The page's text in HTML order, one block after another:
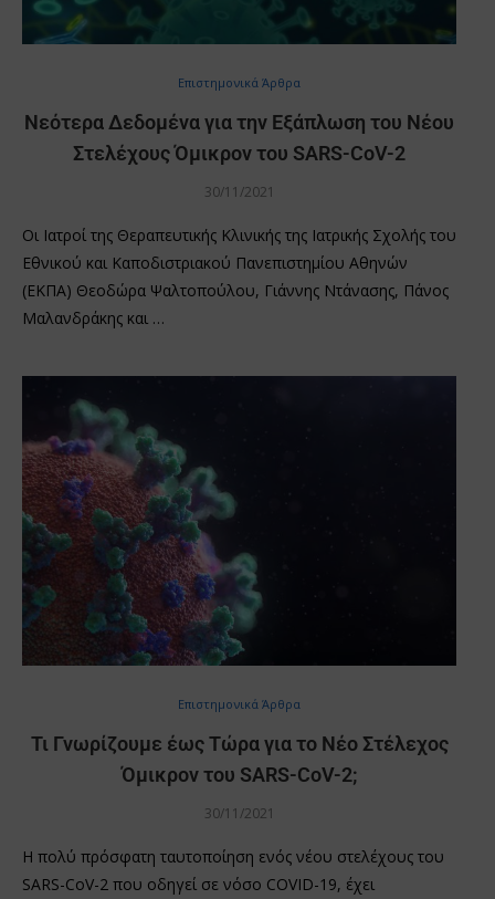
Επιστημονικά Άρθρα
Νεότερα Δεδομένα για την Εξάπλωση του Νέου
Στελέχους Όμικρον του SARS-CoV-2
30/11/2021
Οι Ιατροί της Θεραπευτικής Κλινικής της Ιατρικής Σχολής του
Εθνικού και Καποδιστριακού Πανεπιστημίου Αθηνών
(ΕΚΠΑ) Θεοδώρα Ψαλτοπούλου, Γιάννης Ντάνασης, Πάνος
Μαλανδράκης και …
Επιστημονικά Άρθρα
Τι Γνωρίζουμε έως Τώρα για το Νέο Στέλεχος
Όμικρον του SARS-CoV-2;
30/11/2021
Η πολύ πρόσφατη ταυτοποίηση ενός νέου στελέχους του
SARS-CoV-2 που οδηγεί σε νόσο COVID-19, έχει